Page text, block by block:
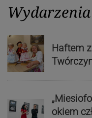
Wydarzenia
Haftem
okiem